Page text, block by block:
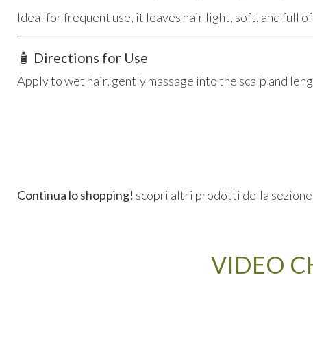
Ideal for frequent use, it leaves hair light, soft, and full
🧴 Directions for Use
Apply to wet hair, gently massage into the scalp and
Continua lo shopping! scopri altri prodotti della sezione
VIDEO